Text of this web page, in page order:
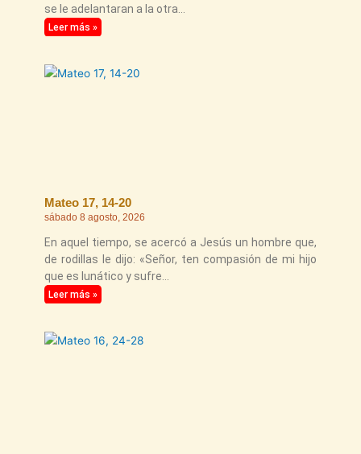
se le adelantaran a la otra
Leer más »
Mateo 17, 14-20
sábado 8 agosto, 2026
En aquel tiempo, se acercó a Jesús un hombre que,
de rodillas le dijo: «Señor, ten compasión de mi hijo
que es lunático y sufre
Leer más »